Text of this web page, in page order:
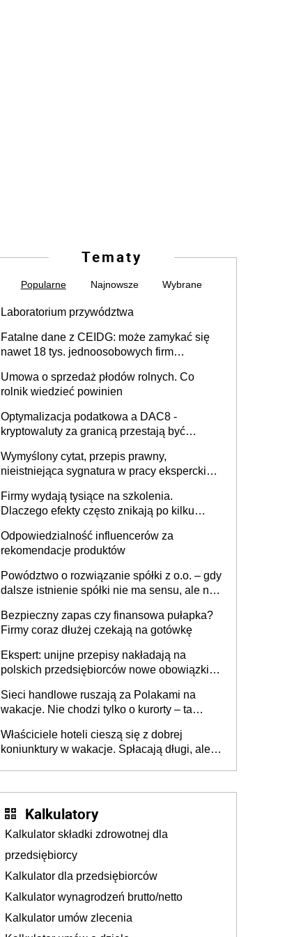
Tematy
Popularne Najnowsze Wybrane
Laboratorium przywództwa
Fatalne dane z CEIDG: może zamykać się
nawet 18 tys. jednoosobowych firm
Umowa o sprzedaż płodów rolnych. Co
rolnik wiedzieć powinien
Optymalizacja podatkowa a DAC8 -
kryptowaluty za granicą przestają być
Wymyślony cytat, przepis prawny,
nieistniejąca sygnatura w pracy eksperckiej -
firmie
Firmy wydają tysiące na szkolenia.
Dlaczego efekty często znikają po kilku
Odpowiedzialność influencerów za
rekomendacje produktów
Powództwo o rozwiązanie spółki z o.o. – gdy
dalsze istnienie spółki nie ma sensu, ale nie
Bezpieczny zapas czy finansowa pułapka?
Firmy coraz dłużej czekają na gotówkę
Ekspert: unijne przepisy nakładają na
polskich przedsiębiorców nowe obowiązki w
Sieci handlowe ruszają za Polakami na
wakacje. Nie chodzi tylko o kurorty – ta
tam, gdzie wielu spędzi urlop po cichu
Właściciele hoteli cieszą się z dobrej
koniunktury w wakacje. Spłacają długi, ale
Kalkulatory
Kalkulator składki zdrowotnej dla
przedsiębiorcy
Kalkulator dla przedsiębiorców
Kalkulator wynagrodzeń brutto/netto
Kalkulator umów zlecenia